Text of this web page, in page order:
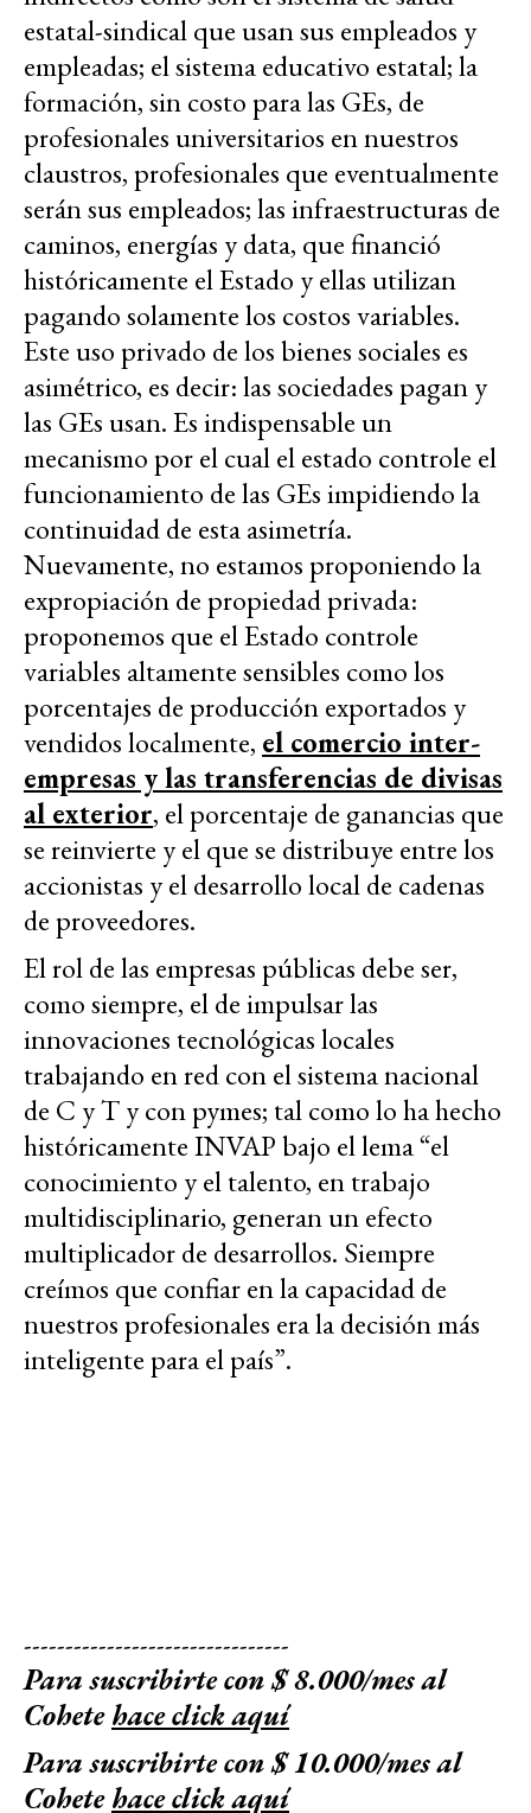
estatal-sindical que usan sus empleados y
empleadas; el sistema educativo estatal; la
formación, sin costo para las GEs, de
profesionales universitarios en nuestros
claustros, profesionales que eventualmente
serán sus empleados; las infraestructuras de
caminos, energías y data, que financió
históricamente el Estado y ellas utilizan
pagando solamente los costos variables.
Este uso privado de los bienes sociales es
asimétrico, es decir: las sociedades pagan y
las GEs usan. Es indispensable un
mecanismo por el cual el estado controle el
funcionamiento de las GEs impidiendo la
continuidad de esta asimetría.
Nuevamente, no estamos proponiendo la
expropiación de propiedad privada:
proponemos que el Estado controle
variables altamente sensibles como los
porcentajes de producción exportados y
vendidos localmente, el comercio inter-
empresas y las transferencias de divisas
al exterior, el porcentaje de ganancias que
se reinvierte y el que se distribuye entre los
accionistas y el desarrollo local de cadenas
de proveedores.
El rol de las empresas públicas debe ser,
como siempre, el de impulsar las
innovaciones tecnológicas locales
trabajando en red con el sistema nacional
de C y T y con pymes; tal como lo ha hecho
históricamente INVAP bajo el lema “el
conocimiento y el talento, en trabajo
multidisciplinario, generan un efecto
multiplicador de desarrollos. Siempre
creímos que confiar en la capacidad de
nuestros profesionales era la decisión más
inteligente para el país”.
--------------------------------
Para suscribirte con $ 8.000/mes al
Cohetehace click aquí
Para suscribirte con $ 10.000/mes al
Cohetehace click aquí